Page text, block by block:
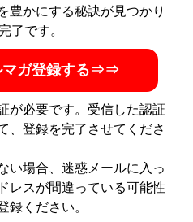
年以上連載を担当。新刊『
賢い
ルい言いまわし』
『賢い人が自然とやって
し』
仕事やプライベートで言
葉に困ったとき…ひろゆ
きなら、こう言う！
50のシチュエーション別
に超具体的な「言い換え
豊かにする秘訣が見つかり
了です。
マガ登録する⇒⇒
が必要です。受信した認証
、登録を完了させてくださ
い場合、迷惑メールに入っ
レスが間違っている可能性
録ください。